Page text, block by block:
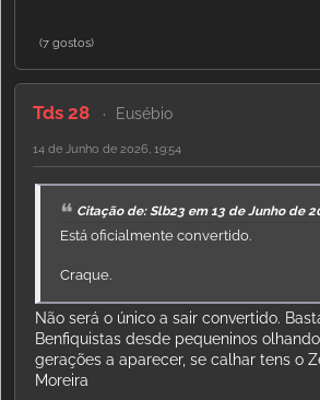
(7 gostos)
Tds 28 Eusébio
14 de Junho de 2026, 19:54
Citação de: Slb23 em 13 de Junho de
Está oficialmente convertido.
Craque.
Não será o único a sair convertido.
Benfiquistas desde pequeninos
gerações a aparecer, se calhar tens o
Moreira